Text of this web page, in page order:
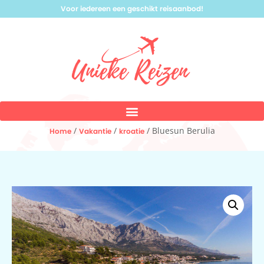
Voor iedereen een geschikt reisaanbod!
Home/ Vakantie/ kroatie/ Bluesun Berulia